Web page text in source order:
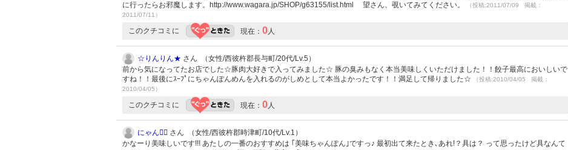
に行ったらお邪魔します。http://www.wagara.jp/SHOP/g63155/list.html 望さん、覗いてみてください。
（投稿:2011/07/09 掲載：
2011/07/11）
このクチコミに 現在： 0人
☆りんりん★ さん （女性/西彼杵郡長与町/20代/Lv.5）
前から気になってたお店でした☆豚肉大好きで入ってみました☆ 豚の臭みもなく本当美味しくいただけました！！餃子最高においしいで
すね！！最後にｽｰﾌﾟにちゃんぽんめんを入れるのがしめとして本当よかったです！！満足して帰りました☆
（投稿:2010/04/05 掲載：
2010/04/05）
このクチコミに 現在： 0人
にゃん さん （女性/西彼杵郡時津町/10代/Lv.1）
かなーり美味しいです!!! あたしの一番のおすすめは ｢美味ちゃんぽん｣ですっ♪ 最初出て来たとき､あれ!？具は？ って思ったけど具なんて